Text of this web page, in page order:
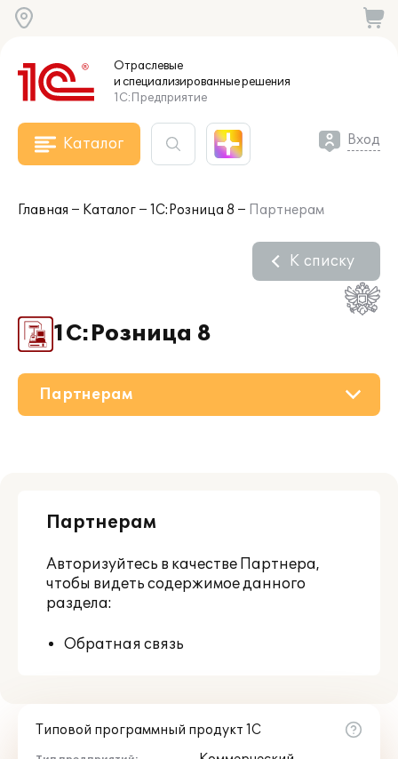
Отраслевые
и специализированныерешения
1С:Предприятие
Каталог Вход
Главная Каталог 1С:Розница 8 Партнерам
1С:Розница 8
К списку
Дополнения
Поддержка
Партнерам
Партнерам
Авторизуйтесь в качестве Партнера,
чтобы видеть содержимое данного
раздела:
Обратная связь
Типовой программный продукт 1С